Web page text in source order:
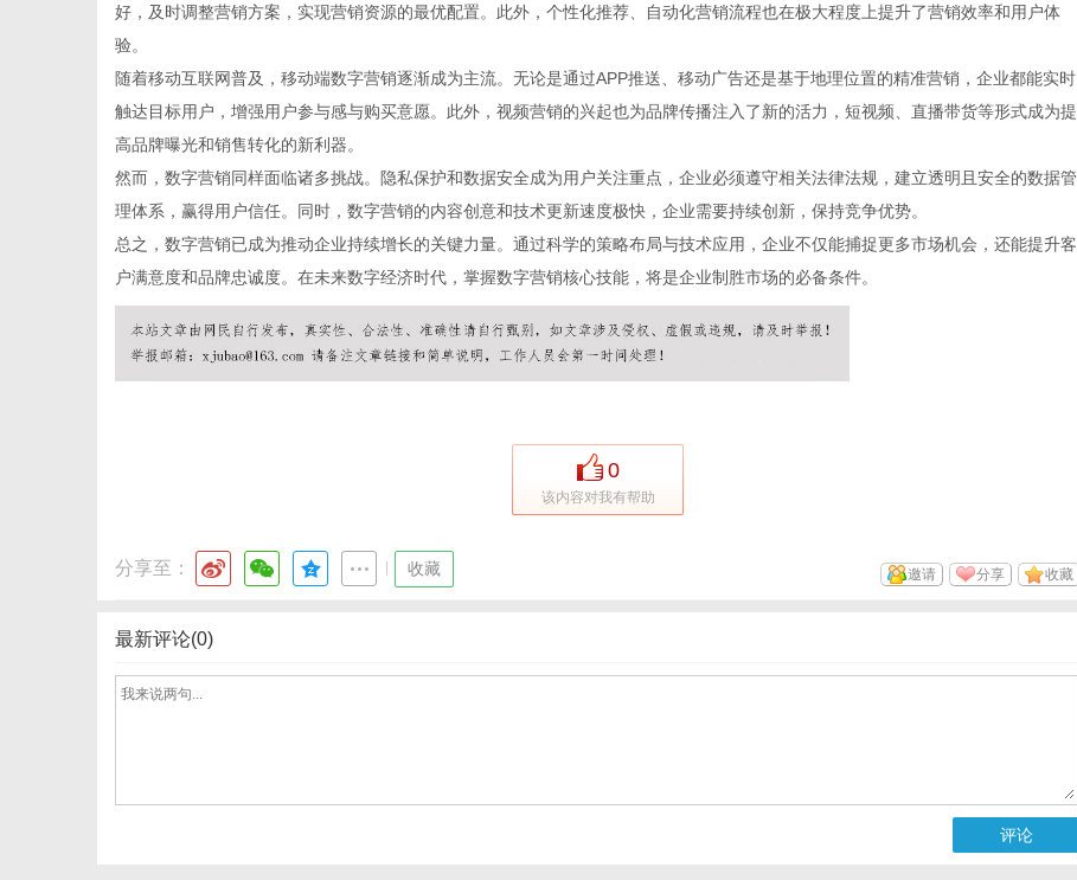
好，及时调整营销方案，实现营销资源的最优配置。此外，个性化推荐、自动化营销流程也在极大程度上提升了营销效率和用户体
验。
随着移动互联网普及，移动端数字营销逐渐成为主流。无论是通过APP推送、移动广告还是基于地理位置的精准营销，企业都能实时
触达目标用户，增强用户参与感与购买意愿。此外，视频营销的兴起也为品牌传播注入了新的活力，短视频、直播带货等形式成为提
高品牌曝光和销售转化的新利器。
然而，数字营销同样面临诸多挑战。隐私保护和数据安全成为用户关注重点，企业必须遵守相关法律法规，建立透明且安全的数据管
理体系，赢得用户信任。同时，数字营销的内容创意和技术更新速度极快，企业需要持续创新，保持竞争优势。
总之，数字营销已成为推动企业持续增长的关键力量。通过科学的策略布局与技术应用，企业不仅能捕捉更多市场机会，还能提升客
户满意度和品牌忠诚度。在未来数字经济时代，掌握数字营销核心技能，将是企业制胜市场的必备条件。
0
该内容对我有帮助
分享至： 收藏 收藏
分享
邀请
最新评论(0)
评论